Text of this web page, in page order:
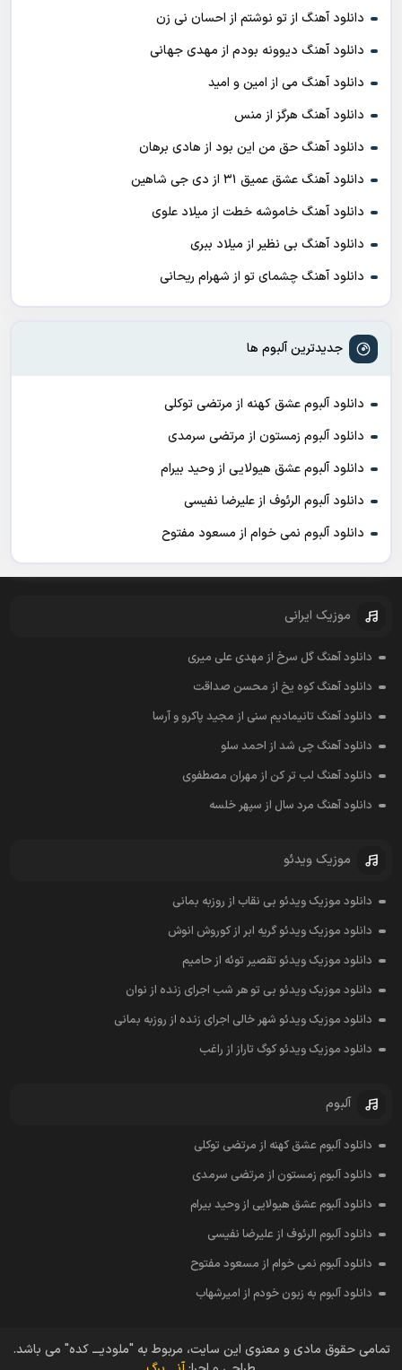
دانلود آهنگ از تو نوشتم از احسان نی زن
دانلود آهنگ دیوونه بودم از مهدی جهانی
دانلود آهنگ می از امین و امید
دانلود آهنگ هرگز از منس
دانلود آهنگ حق من این بود از هادی برهان
دانلود آهنگ عشق عمیق ۳۱ از دی جی شاهین
دانلود آهنگ خاموشه خطت از میلاد علوی
دانلود آهنگ بی نظیر از میلاد ببری
دانلود آهنگ چشمای تو از شهرام ریحانی
جدیدترین آلبوم ها
دانلود آلبوم عشق کهنه از مرتضی توکلی
دانلود آلبوم زمستون از مرتضی سرمدی
دانلود آلبوم عشق هیولایی از وحید بیرام
دانلود آلبوم الرئوف از علیرضا نفیسی
دانلود آلبوم نمی خوام از مسعود مفتوح
موزیک ایرانی
دانلود آهنگ گل سرخ از مهدی علی میری
دانلود آهنگ کوه یخ از محسن صداقت
دانلود آهنگ تانیمادیم سنی از مجید پاکرو و آرسا
دانلود آهنگ چی شد از احمد سلو
دانلود آهنگ لب تر کن از مهران مصطفوی
دانلود آهنگ مرد سال از سپهر خلسه
موزیک ویدئو
دانلود موزیک ویدئو بی نقاب از روزبه بمانی
دانلود موزیک ویدئو گریه ابر از کوروش انوش
دانلود موزیک ویدئو تقصیر توئه از حامیم
دانلود موزیک ویدئو بی تو هر شب اجرای زنده از نوان
دانلود موزیک ویدئو شهر خالی اجرای زنده از روزبه بمانی
دانلود موزیک ویدئو کوگ تاراز از راغب
آلبوم
دانلود آلبوم عشق کهنه از مرتضی توکلی
دانلود آلبوم زمستون از مرتضی سرمدی
دانلود آلبوم عشق هیولایی از وحید بیرام
دانلود آلبوم الرئوف از علیرضا نفیسی
دانلود آلبوم نمی خوام از مسعود مفتوح
دانلود آلبوم به زبون خودم از امیرشهاب
تمامی حقوق مادی و معنوی این سایت، مربوط به "ملودیـــ کده" می باشد.